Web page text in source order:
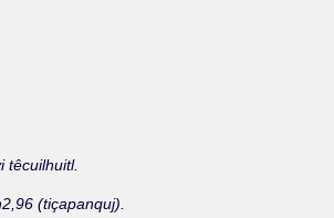
têcuilhuitl.
(tiçapanquj).